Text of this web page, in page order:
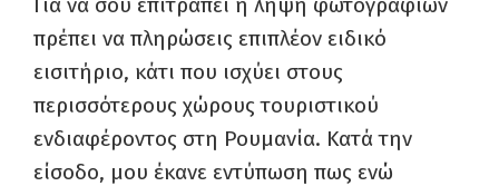
πρέπει να πληρώσεις επιπλέον ειδικό
εισιτήριο, κάτι που ισχύει στους
περισσότερους χώρους τουριστικού
ενδιαφέροντος στη Ρουμανία. Κατά την
είσοδο, μου έκανε εντύπωση πως ενώ